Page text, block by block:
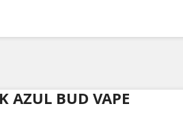
AZUL BUD VAPE